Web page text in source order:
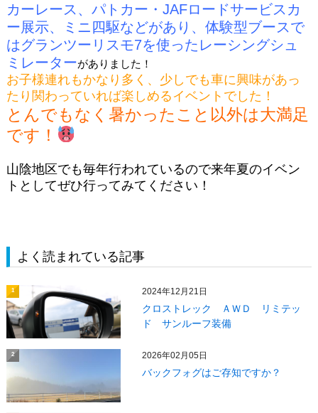
カーレース、パトカー・JAFロードサービスカ
ー展示、ミニ四駆などがあり、体験型ブースで
はグランツーリスモ7を使ったレーシングシュ
ミレーターがありました！
お子様連れもかなり多く、少しでも車に興味があっ
たり関わっていれば楽しめるイベントでした！
とんでもなく暑かったこと以外は大満足
です！
山陰地区でも毎年行われているので来年夏のイベン
トとしてぜひ行ってみてください！
よく読まれている記事
1 2024年12月21日
クロストレック ＡＷＤ リミテッ
ド サンルーフ装備
2 2026年02月05日
バックフォグはご存知ですか？